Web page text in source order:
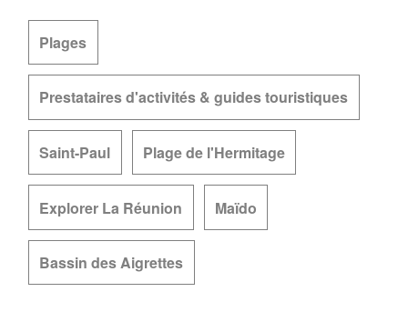
Plages
Prestataires d'activités & guides touristiques
Saint-Paul Plage de l'Hermitage
Explorer La Réunion Maïdo
Bassin des Aigrettes